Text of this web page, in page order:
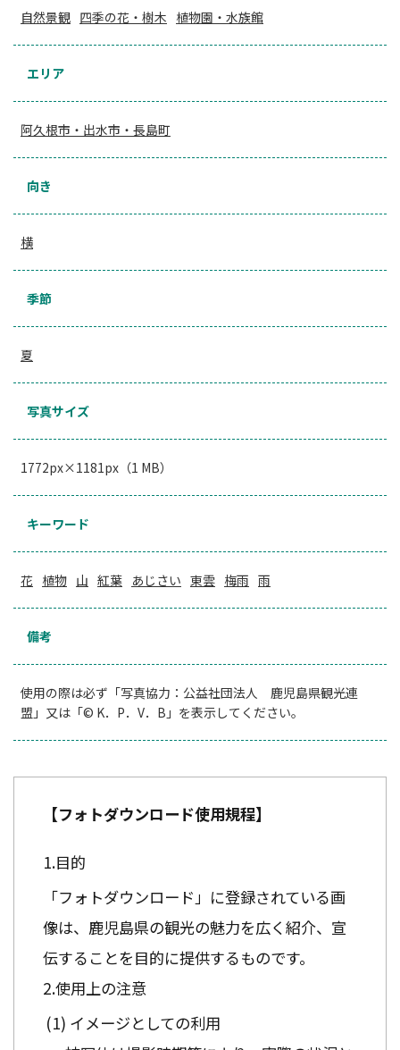
自然景観 四季の花・樹木 植物園・水族館
エリア
阿久根市・出水市・長島町
向き
横
季節
夏
写真サイズ
1772px×1181px（1 MB）
キーワード
花 植物 山 紅葉 あじさい 東雲 梅雨 雨
備考
使用の際は必ず「写真協力：公益社団法人 鹿児島県観光連
盟」又は「© K．P．V．B」を表示してください。
【フォトダウンロード使用規程】
目的
「フォトダウンロード」に登録されている画
像は、鹿児島県の観光の魅力を広く紹介、宣
伝することを目的に提供するものです。
使用上の注意
イメージとしての利用